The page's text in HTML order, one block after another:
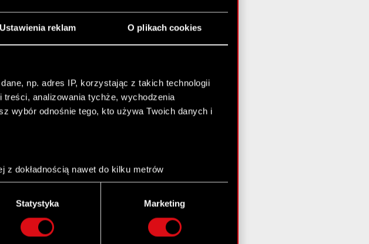
Ustawienia reklam O plikach cookies
np. adres IP, korzystając z takich technologii
analizowania tychże, wychodzenia
wybór odnośnie tego, kto używa Twoich danych i
z dokładnością nawet do kilku metrów
je zbiory danych (fingerprinting,
oraz ustaw własne preferencje w
swoją zgodę w dowolnej chwili.
Statystyka Marketing